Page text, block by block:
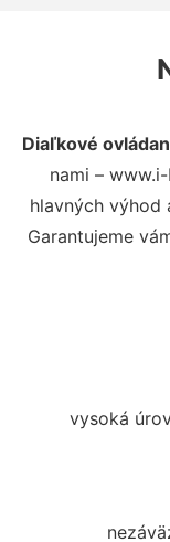
Diaľkové
nami –
hlavných výhod
Garantujeme
vysoká